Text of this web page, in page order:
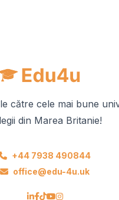
către cele mai bune
din Marea Britanie!
+44 7938 490844
office@edu-4u.uk